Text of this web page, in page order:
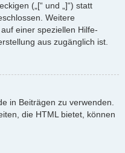
(„[“ und „]“) statt
Weitere
einer speziellen Hilfe-
aus zugänglich ist.
in Beiträgen zu verwenden.
die HTML bietet, können